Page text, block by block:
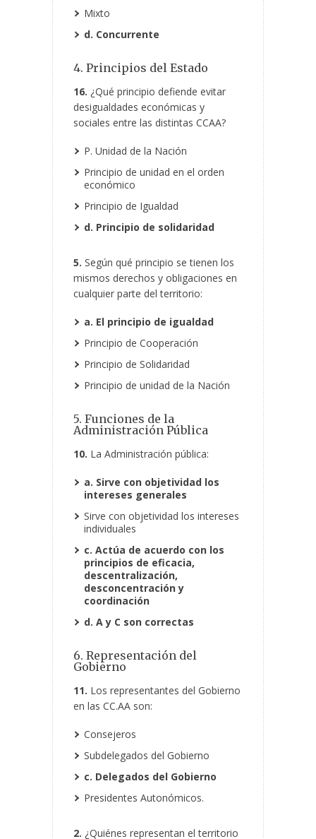
Mixto
d. Concurrente
4. Principios del Estado
16. ¿Qué principio defiende evitar
desigualdades económicas y
sociales entre las distintas CCAA?
P. Unidad de la Nación
Principio de unidad en el orden
económico
Principio de Igualdad
d. Principio de solidaridad
5. Según qué principio se tienen los
mismos derechos y obligaciones en
cualquier parte del territorio:
a. El principio de igualdad
Principio de Cooperación
Principio de Solidaridad
Principio de unidad de la Nación
5. Funciones de la
Administración Pública
10. La Administración pública:
a. Sirve con objetividad los
intereses generales
Sirve con objetividad los intereses
individuales
c. Actúa de acuerdo con los
principios de eficacia,
descentralización,
desconcentración y
coordinación
d. A y C son correctas
6. Representación del
Gobierno
11. Los representantes del Gobierno
en las CC.AA son:
Consejeros
Subdelegados del Gobierno
c. Delegados del Gobierno
Presidentes Autonómicos.
2. ¿Quiénes representan el territorio